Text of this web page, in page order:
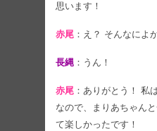
思います！
赤尾 ：え？ そんなによ
長縄 ：うん！
赤尾 ：ありがとう！ 私
なので、まりあちゃん
て楽しかったです！